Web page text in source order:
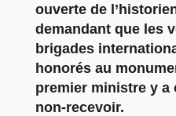
ouverte de
demandant que les
brigades
honorés au
premier ministre y a
non-recevoir.